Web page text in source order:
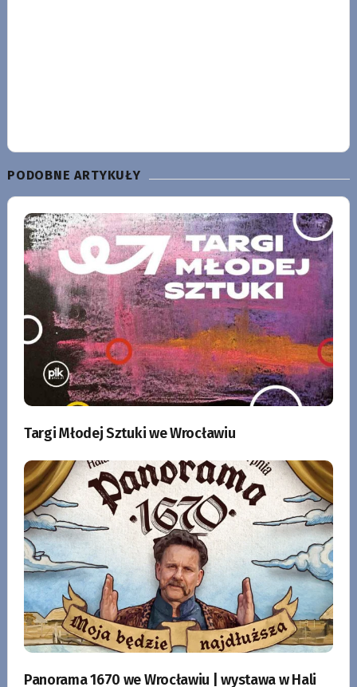
PODOBNE ARTYKUŁY
Targi Młodej Sztuki we Wrocławiu
Panorama 1670 we Wrocławiu | wystawa w Hali